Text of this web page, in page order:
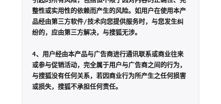
整性或实用性的依赖而产生的风险。如用户在使用本产
品经由第三方软件/技术向您提供服务时，与您发生纠
纷的，应由第三方解决，与搜狐无涉。
4、用户经由本产品与广告商进行通讯联系或商业往来
或参与促销活动，完全属于用户与广告商之间的行为，
与搜狐没有任何关系，若因商业行为所产生之任何损害
或损失，搜狐不承担任何责任。